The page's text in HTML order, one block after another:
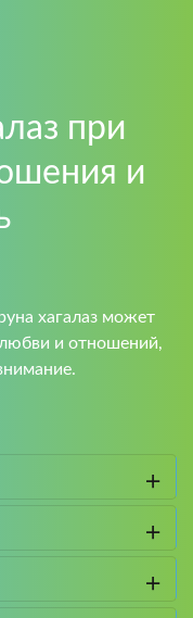
при
и
хагалаз может
любви и отношений,